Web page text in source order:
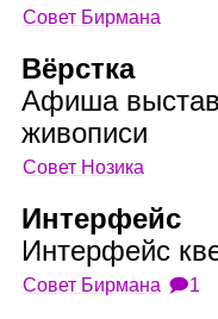
Совет Бирмана
Вёрстка
Афиша
живописи
Совет Нозика
Интерфейс
Интерфейс
Совет Бирмана 🗩1